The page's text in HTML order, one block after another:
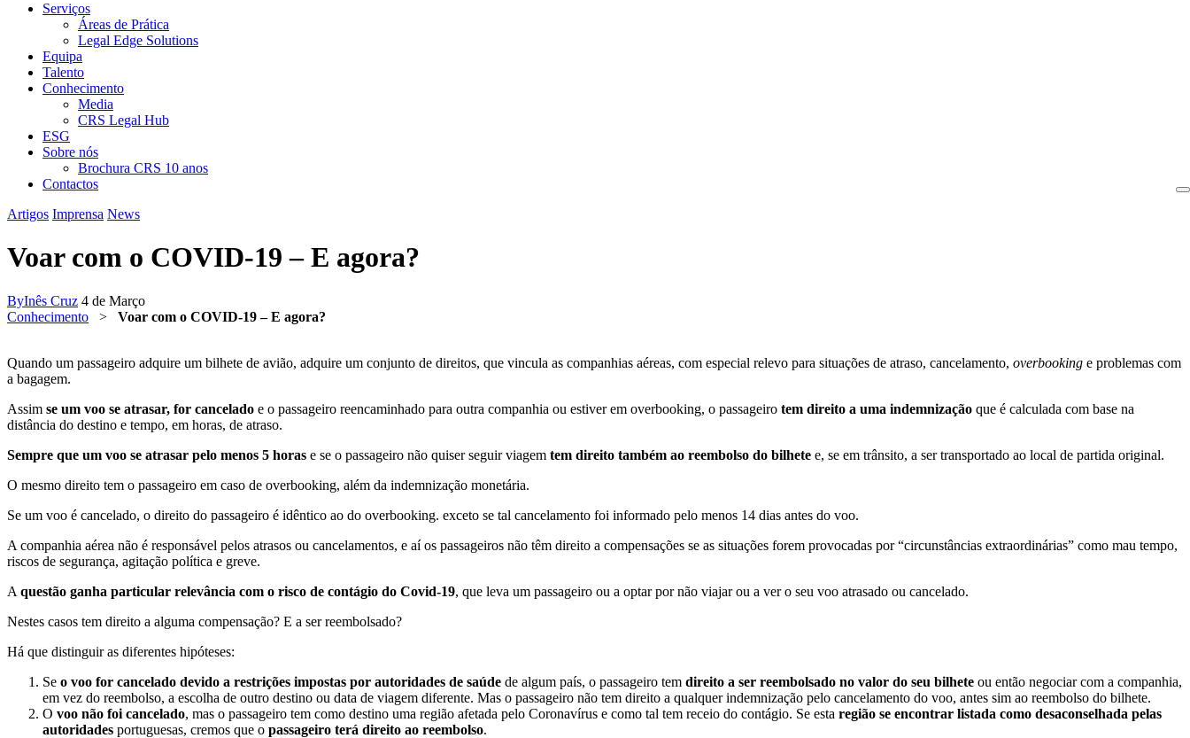
Serviços
Áreas de Prática
Legal Edge Solutions
Equipa
Talento
Conhecimento
Media
CRS Legal Hub
ESG
Sobre nós
Brochura CRS 10 anos
Contactos
Artigos Imprensa News
Voar com o COVID-19 – E agora?
ByInês Cruz 4 de Março
Conhecimento > Voar com o COVID-19 – E agora?
Quando um passageiro adquire um bilhete de avião, adquire um conjunto de direitos, que vincula as companhias aéreas, com especial relevo para situações de atraso, cancelamento, overbooking e problemas com
a bagagem.
Assim se um voo se atrasar, for cancelado e o passageiro reencaminhado para outra companhia ou estiver em overbooking, o passageiro tem direito a uma indemnização que é calculada com base na
distância do destino e tempo, em horas, de atraso.
Sempre que um voo se atrasar pelo menos 5 horas e se o passageiro não quiser seguir viagem tem direito também ao reembolso do bilhete e, se em trânsito, a ser transportado ao local de partida original.
O mesmo direito tem o passageiro em caso de overbooking, além da indemnização monetária.
Se um voo é cancelado, o direito do passageiro é idêntico ao do overbooking. exceto se tal cancelamento foi informado pelo menos 14 dias antes do voo.
A companhia aérea não é responsável pelos atrasos ou cancelamentos, e aí os passageiros não têm direito a compensações se as situações forem provocadas por “circunstâncias extraordinárias” como mau tempo,
riscos de segurança, agitação política e greve.
A questão ganha particular relevância com o risco de contágio do Covid-19, que leva um passageiro ou a optar por não viajar ou a ver o seu voo atrasado ou cancelado.
Nestes casos tem direito a alguma compensação? E a ser reembolsado?
Há que distinguir as diferentes hipóteses:
Se o voo for cancelado devido a restrições impostas por autoridades de saúde de algum país, o passageiro tem direito a ser reembolsado no valor do seu bilhete ou então negociar com a companhia,
em vez do reembolso, a escolha de outro destino ou data de viagem diferente. Mas o passageiro não tem direito a qualquer indemnização pelo cancelamento do voo, antes sim ao reembolso do bilhete.
O voo não foi cancelado, mas o passageiro tem como destino uma região afetada pelo Coronavírus e como tal tem receio do contágio. Se esta região se encontrar listada como desaconselhada pelas
autoridades portuguesas, cremos que o passageiro terá direito ao reembolso.